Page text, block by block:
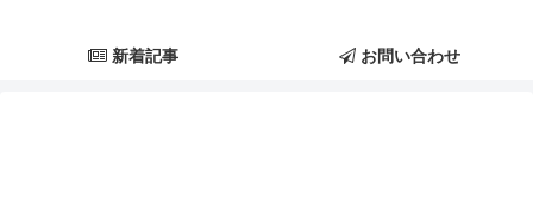
新着記事 お問い合わせ